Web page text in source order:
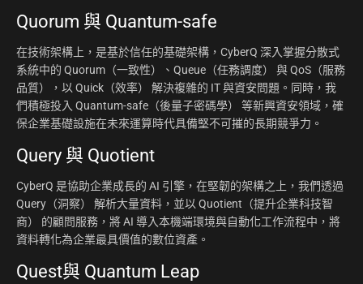
Quorum 與 Quantum-safe
在技術架構上，是基於信任的基礎架構，CyberQ 深入掌握分散式
系統中的 Quorum（一致性）、Queue（任務調度） 與 QoS（服務
品質），以 Quick（效率） 解決複雜的 IT 與資安問題。同時，我
們積極投入 Quantum-safe（後量子密碼學） 等新興資安領域，確
保企業基礎設施在未來運算時代具備堅不可摧的長期競爭力。
Query 與 Quotient
CyberQ 是協助企業成長的 AI 引擎，在堅韌的架構之上，我們透過
Query（洞察） 解析大量資料，並以 Quotient（提升企業科技智
商） 的顧問服務，將 AI 導入本機端環境與自動化工作流程中，將
資料轉化為企業最具價值的數位資產。
Quest與 Quantum Leap